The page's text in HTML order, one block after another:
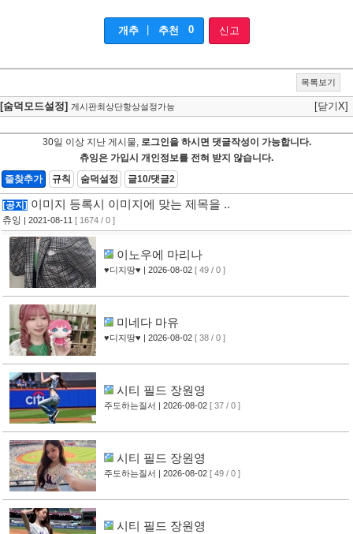
개추 추천 0 신고
목록보기
[숨덕모드설정] 게시판최상단항상설정가능 [닫기X]
30일 이상 지난 게시물, 로그인을 하시면 댓글작성이 가능합니다.
츄잉은 가입시 개인정보를 전혀 받지 않습니다.
즐찾추가
규칙 숨덕설정 글10/댓글2
[공지] 이미지 등록시 이미지에 맞는 제목을 ..
츄잉 | 2021-08-11 [ 1674 / 0 ]
이노우에 마리나
♥디지땅♥ | 2026-08-02 [ 49 / 0 ]
미네다 마유
♥디지땅♥ | 2026-08-02 [ 38 / 0 ]
시티 필드 장원영
주도하는질서 | 2026-08-02 [ 37 / 0 ]
시티 필드 장원영
주도하는질서 | 2026-08-02 [ 49 / 0 ]
시티 필드 장원영